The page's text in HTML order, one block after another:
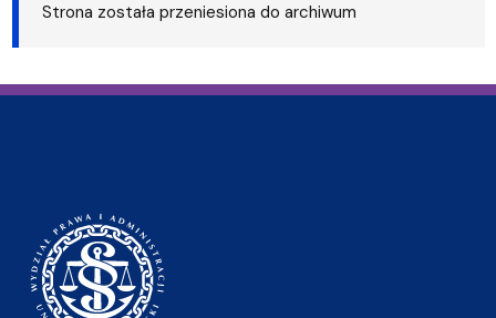
Strona została przeniesiona do archiwum